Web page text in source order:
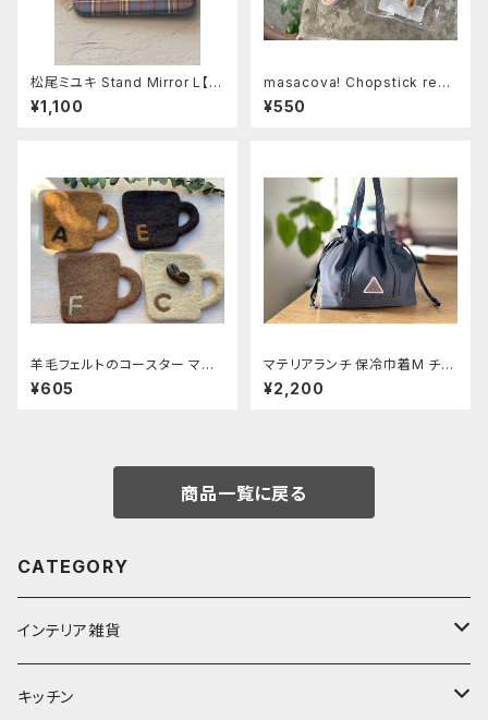
松尾ミユキ Stand Mirror L【M
aron】
¥1,100
masacova! Chopstick rest
パン
¥550
羊毛フェルトのコースター マ
グ〜C A F E〜
¥605
マテリアランチ 保冷巾着M チャ
コール
¥2,200
商品一覧に戻る
CATEGORY
インテリア雑貨
置物・オブジェ
キッチン